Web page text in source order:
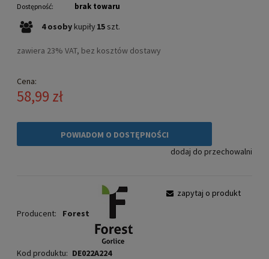
Dostępność: brak towaru
4 osoby kupiły 15 szt.
zawiera 23% VAT, bez kosztów dostawy
Cena:
58,99 zł
POWIADOM O DOSTĘPNOŚCI
dodaj do przechowalni
Producent: Forest
Kod produktu: DE022A224
zapytaj o produkt